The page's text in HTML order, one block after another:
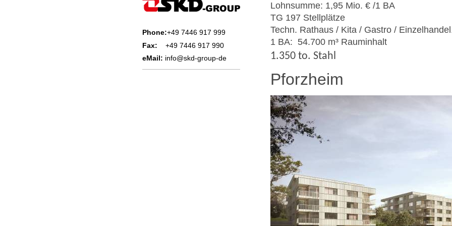
Lohnsumme: 1,95 Mio. € /1 BA
TG 197 Stellplätze
Techn. Rathaus / Kita / Gastro /
1 BA: 54.700 m³ Rauminhalt
1.350 to. Stahl
Pforzheim
Phone:+49 7446 917 999
Fax: +49 7446 917 990
eMail: info@skd-group-de